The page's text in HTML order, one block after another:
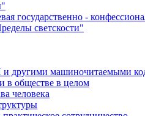
государственно -
светскости"
другими машиночитаемыми
в обществе в целом
человека